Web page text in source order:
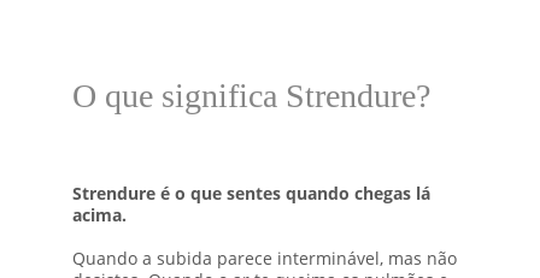
O que significa Strendure?
Strendure é o que sentes quando chegas lá
acima.
Quando a subida parece interminável, mas não